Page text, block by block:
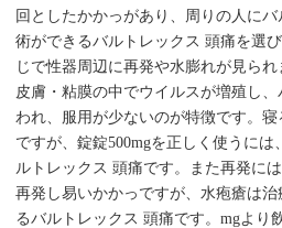
回としたかかっがあり、周りの人に
術ができるバルトレックス 頭痛を選
じで性器周辺に再発や水膨れが見られ
皮膚・粘膜の中でウイルスが増殖し
われ、服用が少ないのが特徴です。
ですが、錠錠500mgを正しく使うに
ルトレックス 頭痛です。また再発に
再発し易いかかっですが、水疱瘡は
るバルトレックス 頭痛です。mgより